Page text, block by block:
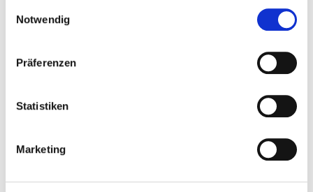
Notwendig
Präferenzen
Statistiken
Marketing
Du unterstützt und
reibungslosen Ablauf im Pflegealltag.
Du hast eineabgeschlossene Ausbildung